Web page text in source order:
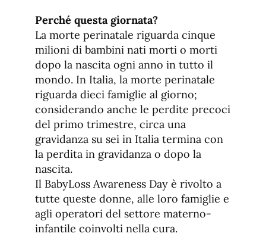
Perché questa giornata?
La morte perinatale riguarda cinque
milioni di bambini nati morti o morti
dopo la nascita ogni anno in tutto il
mondo. In Italia, la morte perinatale
riguarda dieci famiglie al giorno;
considerando anche le perdite precoci
del primo trimestre, circa una
gravidanza su sei in Italia termina con
la perdita in gravidanza o dopo la
nascita.
Il BabyLoss Awareness Day è rivolto a
tutte queste donne, alle loro famiglie e
agli operatori del settore materno-
infantile coinvolti nella cura.